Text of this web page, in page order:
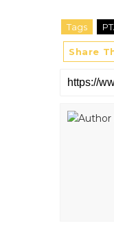
Tags
Share